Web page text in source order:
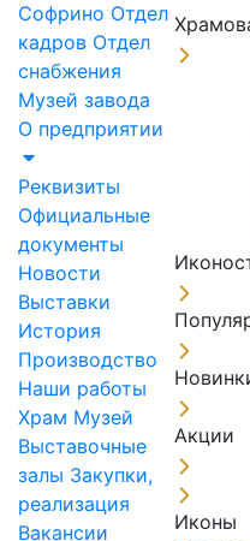
Софрино Отдел
кадров Отдел
снабжения
Музей завода
О предприятии
Реквизиты
Официальные
документы
Новости
Выставки
История
Производство
Наши работы
Храм Музей
Выставочные
залы Закупки,
реализация
Вакансии
Акции
Иконы